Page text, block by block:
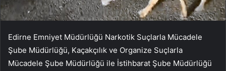
Edirne Emniyet Müdürlüğü Narkotik Suçlarla Mücadele
Şube Müdürlüğü, Kaçakçılık ve Organize Suçlarla
Mücadele Şube Müdürlüğü ile İstihbarat Şube Müdürlüğü